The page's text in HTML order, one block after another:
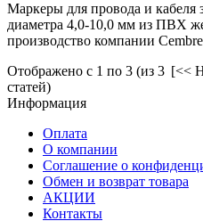
Маркеры для провода и кабеля
диаметра 4,0-10,0 мм из ПВХ
производство компании
[<<
Отображено с 1 по 3 (из 3
статей)
Информация
Оплата
О компании
Соглашение о
Обмен и возврат товара
АКЦИИ
Контакты